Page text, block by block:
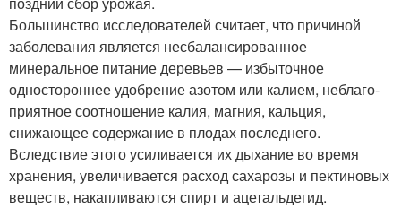
Большинство исследователей считает, что причиной
заболевания является несбалансированное
минеральное пита­ние деревьев — избыточное
одностороннее удобрение азотом или калием, неблаго­
приятное соотношение калия, магния, кальция,
снижающее содержание в пло­дах последнего.
Вследствие этого усили­вается их дыхание во время
хранения, увеличивается расход сахарозы и пекти­новых
веществ, накапливаются спирт и ацетальдегид.